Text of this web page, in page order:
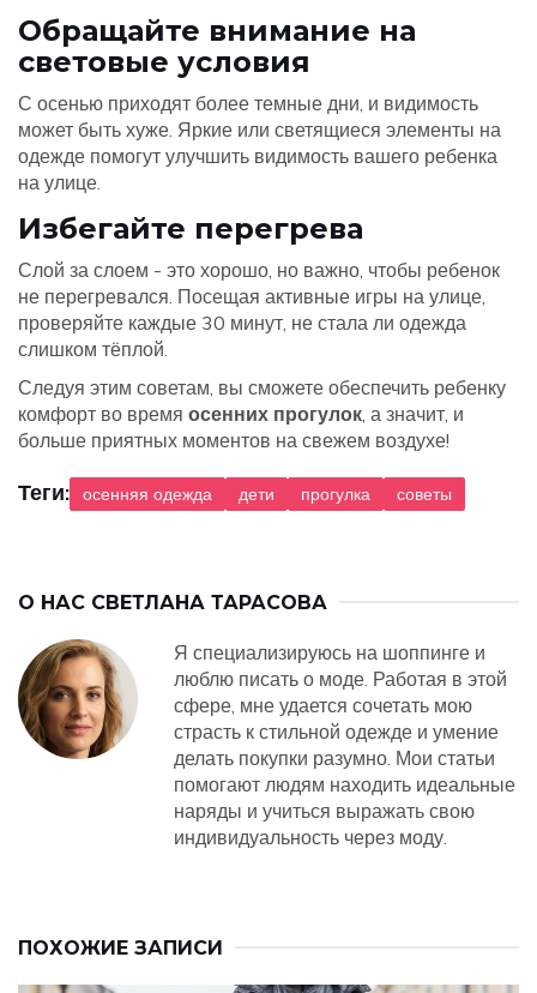
Обращайте внимание на
световые условия
С осенью приходят более темные дни, и видимость
может быть хуже. Яркие или светящиеся элементы на
одежде помогут улучшить видимость вашего ребенка
на улице.
Избегайте перегрева
Слой за слоем - это хорошо, но важно, чтобы ребенок
не перегревался. Посещая активные игры на улице,
проверяйте каждые 30 минут, не стала ли одежда
слишком тёплой.
Следуя этим советам, вы сможете обеспечить ребенку
комфорт во время осенних прогулок, а значит, и
больше приятных моментов на свежем воздухе!
Теги: осенняя одежда дети прогулка советы
О НАС СВЕТЛАНА ТАРАСОВА
Я специализируюсь на шоппинге и
люблю писать о моде. Работая в этой
сфере, мне удается сочетать мою
страсть к стильной одежде и умение
делать покупки разумно. Мои статьи
помогают людям находить идеальные
наряды и учиться выражать свою
индивидуальность через моду.
ПОХОЖИЕ ЗАПИСИ